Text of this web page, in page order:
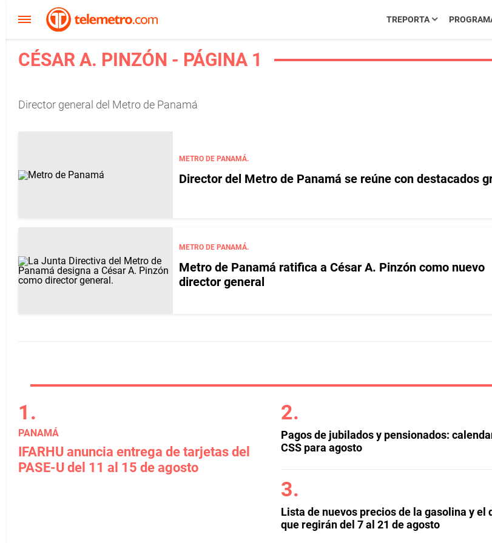
TREPORTA
CÉSAR A. PINZÓN - PÁGINA 1
Director general del Metro de Panamá
METRO DE PANAMÁ.
Director del Metro de Panamá se reúne con destacados
METRO DE PANAMÁ.
Metro de Panamá ratifica a César A. Pinzón como nuevo
director general
PANAMÁ
IFARHU anuncia entrega de tarjetas del
PASE-U del 11 al 15 de agosto
Pagos de jubilados y pensionados:
CSS para agosto
Lista de nuevos precios de la gasolina y el
que regirán del 7 al 21 de agosto